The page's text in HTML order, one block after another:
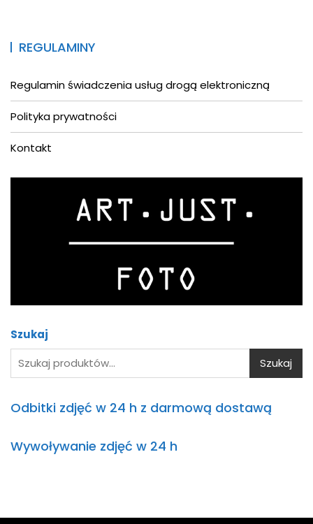
REGULAMINY
Regulamin świadczenia usług drogą elektroniczną
Polityka prywatności
Kontakt
Szukaj
Szukaj
Odbitki zdjęć w 24 h z darmową dostawą
Wywoływanie zdjęć w 24 h
Online
mogę Ci pomóc?